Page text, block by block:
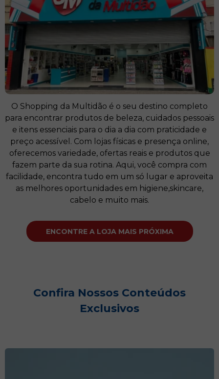
O Shopping da Multidão é o seu destino completo
para encontrar produtos de beleza, cuidados pessoais
e itens essenciais para o dia a dia com praticidade e
preço acessível. Com lojas físicas e presença online,
oferecemos variedade, ofertas reais e produtos que
fazem parte da sua rotina. Aqui, você compra com
facilidade, encontra tudo em um só lugar e aproveita
as melhores oportunidades em higiene,skincare,
cabelo e muito mais.
ENCONTRE A LOJA MAIS PRÓXIMA
Confira Nossos Conteúdos
Exclusivos